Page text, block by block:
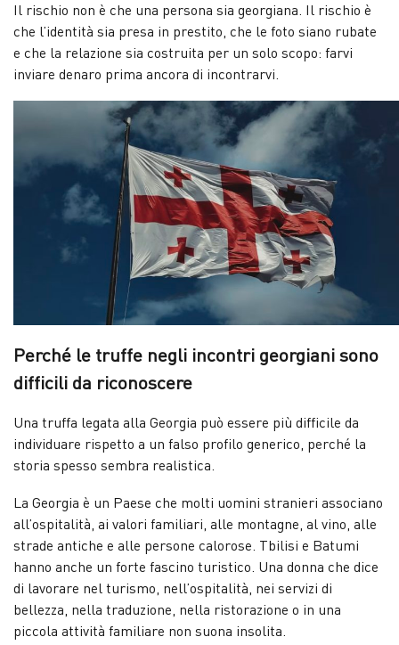
Il rischio non è che una persona sia georgiana. Il rischio è
che l’identità sia presa in prestito, che le foto siano rubate
e che la relazione sia costruita per un solo scopo: farvi
inviare denaro prima ancora di incontrarvi.
Perché le truffe negli incontri georgiani sono
difficili da riconoscere
Una truffa legata alla Georgia può essere più difficile da
individuare rispetto a un falso profilo generico, perché la
storia spesso sembra realistica.
La Georgia è un Paese che molti uomini stranieri associano
all’ospitalità, ai valori familiari, alle montagne, al vino, alle
strade antiche e alle persone calorose. Tbilisi e Batumi
hanno anche un forte fascino turistico. Una donna che dice
di lavorare nel turismo, nell’ospitalità, nei servizi di
bellezza, nella traduzione, nella ristorazione o in una
piccola attività familiare non suona insolita.